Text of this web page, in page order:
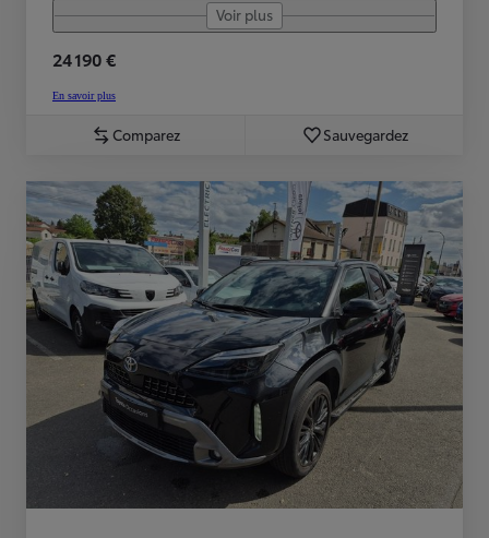
Voir plus
24 190 €
En savoir plus
Comparez Sauvegardez